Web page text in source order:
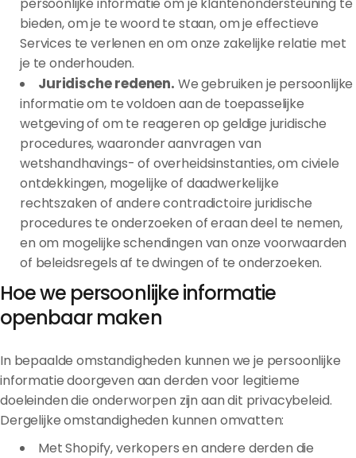
bieden, om je te woord te staan, om je effectieve
Services te verlenen en om onze zakelijke relatie met
je te onderhouden.
Juridische redenen. We gebruiken je persoonlijke
informatie om te voldoen aan de toepasselijke
wetgeving of om te reageren op geldige juridische
procedures, waaronder aanvragen van
wetshandhavings- of overheidsinstanties, om civiele
ontdekkingen, mogelijke of daadwerkelijke
rechtszaken of andere contradictoire juridische
procedures te onderzoeken of eraan deel te nemen,
en om mogelijke schendingen van onze voorwaarden
of beleidsregels af te dwingen of te onderzoeken.
Hoe we persoonlijke informatie
openbaar maken
In bepaalde omstandigheden kunnen we je persoonlijke
informatie doorgeven aan derden voor legitieme
doeleinden die onderworpen zijn aan dit privacybeleid.
Dergelijke omstandigheden kunnen omvatten:
Met Shopify, verkopers en andere derden die